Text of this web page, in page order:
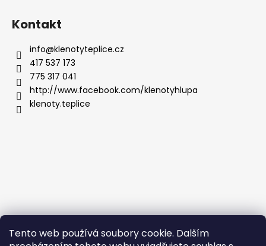
Tento web používá soubory cookie. Dalším
Kontakt
info@klenotyteplice.cz
417 537 173
775 317 041
http://www.facebook.com/klenotyhlupa
klenoty.teplice